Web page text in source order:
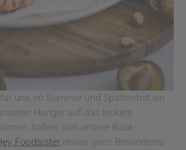
uns im Sommer und Spätherbst ein
Hunger auf das leckere
haben sich unsere Back-
Foodsister etwas ganz Besonderes